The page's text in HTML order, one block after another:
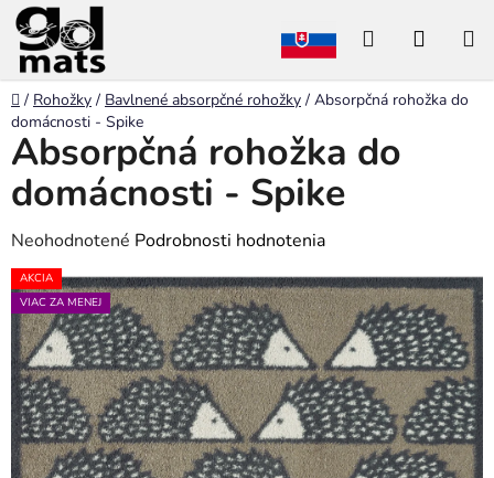
Prejsť
na
obsah
Hľadať
Domov
/ Rohožky / Bavlnené absorpčné rohožky / Absorpčná rohožka do
domácnosti - Spike
B
o
č
n
ý
p
a
n
e
l
Absorpčná rohožka do
domácnosti - Spike
Priemerné
hodnotenie
produktu
je
0,0
z
5
hviezdičiek.
Neohodnotené Podrobnosti hodnotenia
AKCIA
VIAC ZA MENEJ